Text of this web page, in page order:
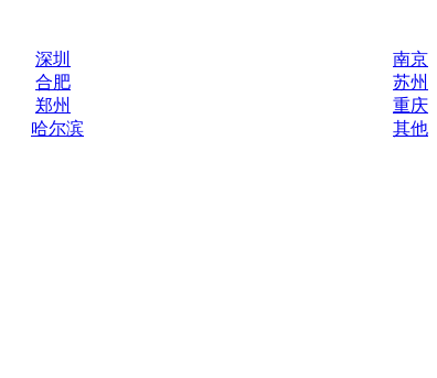
深圳
南京
合肥
苏州
郑州
重庆
哈尔滨
其他